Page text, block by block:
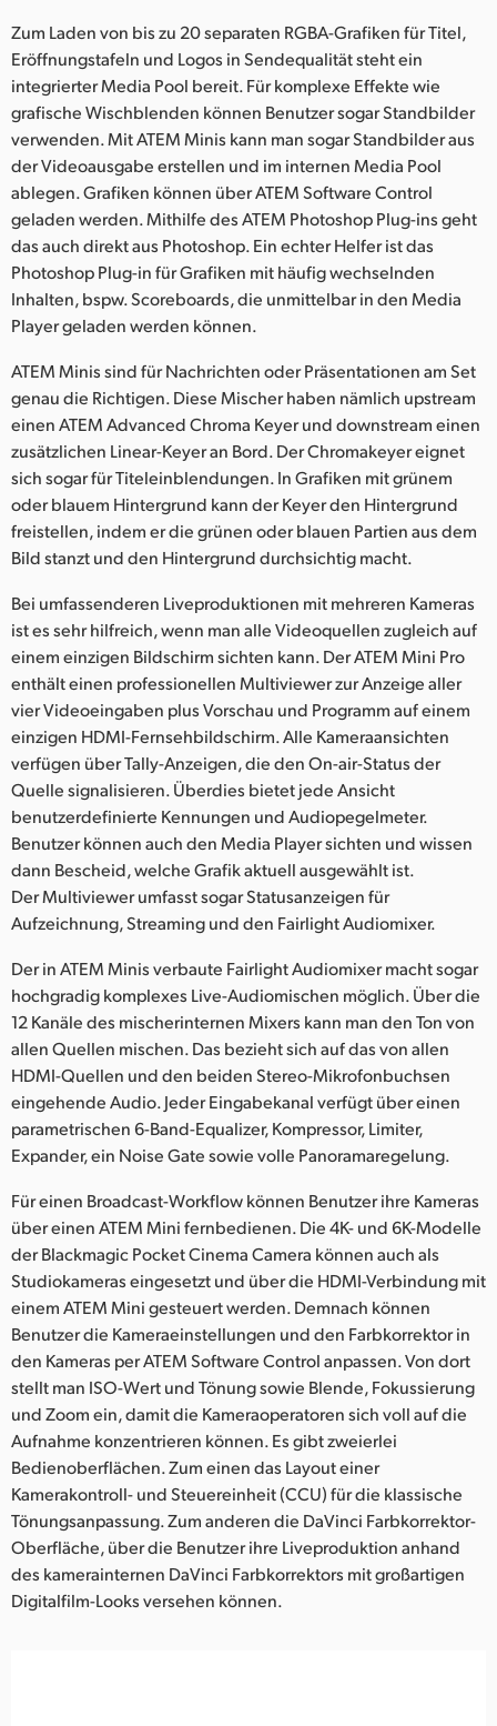
Zum Laden von bis zu 20 separaten RGBA-Grafiken für Titel,
Eröffnungstafeln und Logos in Sendequalität steht ein
integrierter Media Pool bereit. Für komplexe Effekte wie
grafische Wischblenden können Benutzer sogar Standbilder
verwenden. Mit ATEM Minis kann man sogar Standbilder aus
der Videoausgabe erstellen und im internen Media Pool
ablegen. Grafiken können über ATEM Software Control
geladen werden. Mithilfe des ATEM Photoshop Plug-ins geht
das auch direkt aus Photoshop. Ein echter Helfer ist das
Photoshop Plug-in für Grafiken mit häufig wechselnden
Inhalten, bspw. Scoreboards, die unmittelbar in den Media
Player geladen werden können.
ATEM Minis sind für Nachrichten oder Präsentationen am Set
genau die Richtigen. Diese Mischer haben nämlich upstream
einen ATEM Advanced Chroma Keyer und downstream einen
zusätzlichen Linear-Keyer an Bord. Der Chromakeyer eignet
sich sogar für Titeleinblendungen. In Grafiken mit grünem
oder blauem Hintergrund kann der Keyer den Hintergrund
freistellen, indem er die grünen oder blauen Partien aus dem
Bild stanzt und den Hintergrund durchsichtig macht.
Bei umfassenderen Liveproduktionen mit mehreren Kameras
ist es sehr hilfreich, wenn man alle Videoquellen zugleich auf
einem einzigen Bildschirm sichten kann. Der ATEM Mini Pro
enthält einen professionellen Multiviewer zur Anzeige aller
vier Videoeingaben plus Vorschau und Programm auf einem
einzigen HDMI-Fernsehbildschirm. Alle Kameraansichten
verfügen über Tally-Anzeigen, die den On-air-Status der
Quelle signalisieren. Überdies bietet jede Ansicht
benutzerdefinierte Kennungen und Audiopegelmeter.
Benutzer können auch den Media Player sichten und wissen
dann Bescheid, welche Grafik aktuell ausgewählt ist.
Der Multiviewer umfasst sogar Statusanzeigen für
Aufzeichnung, Streaming und den Fairlight Audiomixer.
Der in ATEM Minis verbaute Fairlight Audiomixer macht sogar
hochgradig komplexes Live-Audiomischen möglich. Über die
12 Kanäle des mischerinternen Mixers kann man den Ton von
allen Quellen mischen. Das bezieht sich auf das von allen
HDMI-Quellen und den beiden Stereo-Mikrofonbuchsen
eingehende Audio. Jeder Eingabekanal verfügt über einen
parametrischen 6-Band-Equalizer, Kompressor, Limiter,
Expander, ein Noise Gate sowie volle Panoramaregelung.
Für einen Broadcast-Workflow können Benutzer ihre Kameras
über einen ATEM Mini fernbedienen. Die 4K- und 6K-Modelle
der Blackmagic Pocket Cinema Camera können auch als
Studiokameras eingesetzt und über die HDMI-Verbindung mit
einem ATEM Mini gesteuert werden. Demnach können
Benutzer die Kameraeinstellungen und den Farbkorrektor in
den Kameras per ATEM Software Control anpassen. Von dort
stellt man ISO-Wert und Tönung sowie Blende, Fokussierung
und Zoom ein, damit die Kameraoperatoren sich voll auf die
Aufnahme konzentrieren können. Es gibt zweierlei
Bedienoberflächen. Zum einen das Layout einer
Kamerakontroll- und Steuereinheit (CCU) für die klassische
Tönungsanpassung. Zum anderen die DaVinci Farbkorrektor-
Oberfläche, über die Benutzer ihre Liveproduktion anhand
des kamerainternen DaVinci Farbkorrektors mit großartigen
Digitalfilm-Looks versehen können.